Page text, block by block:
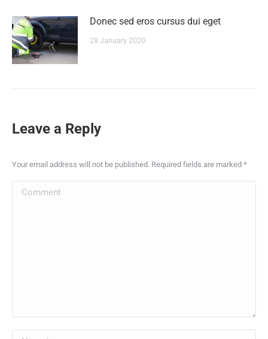
Donec sed eros cursus dui eget
28 January 2020
Leave a Reply
Your email address will not be published. Required fields are marked *
Comment